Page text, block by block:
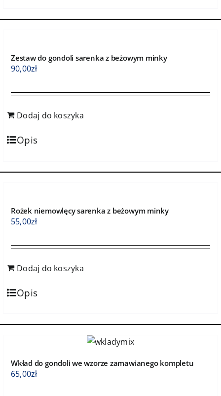
Zestaw do gondoli sarenka z beżowym minky
90,00zł
Dodaj do koszyka
Opis
Rożek niemowlęcy sarenka z beżowym minky
55,00zł
Dodaj do koszyka
Opis
Wkład do gondoli we wzorze zamawianego kompletu
65,00zł